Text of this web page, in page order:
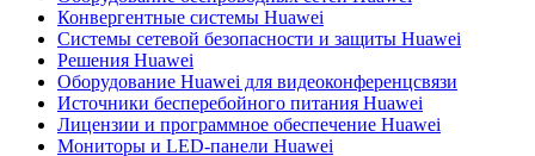
Конвергентные системы Huawei
Системы сетевой безопасности и защиты Huawei
Решения Huawei
Оборудование Huawei для видеоконференцсвязи
Источники бесперебойного питания Huawei
Лицензии и программное обеспечение Huawei
Мониторы и LED-панели Huawei